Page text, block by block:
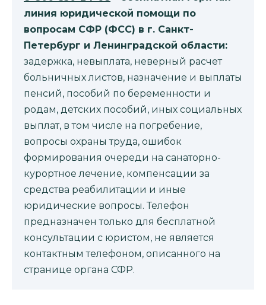
линия юридической помощи по
вопросам CФР (ФСС) в г. Санкт-
Петербург и Ленинградской области:
задержка, невыплата, неверный расчет
больничных листов, назначение и выплаты
пенсий, пособий по беременности и
родам, детских пособий, иных социальных
выплат, в том числе на погребение,
вопросы охраны труда, ошибок
формирования очереди на санаторно-
курортное лечение, компенсации за
средства реабилитации и иные
юридические вопросы. Телефон
предназначен только для бесплатной
консультации с юристом, не является
контактным телефоном, описанного на
странице органа СФР.